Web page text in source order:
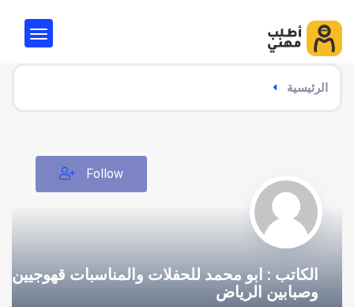
الرئيسية
الكاتب : ابو محمد للحفلات والمناسبات قهوجيين
وصبابين الرياض
Follow